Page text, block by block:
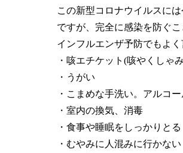
この新型コロナウイルスに
ですが、完全に感染を防ぐ
インフルエンザ予防でもよく
・咳エチケット(咳やくしゃ
・うがい
・こまめな手洗い。アルコー
・室内の換気、消毒
・食事や睡眠をしっかりとる
・むやみに人混みに行かない